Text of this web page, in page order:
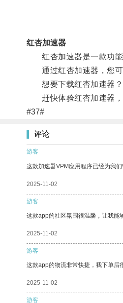
红杏加速器
红杏加速器是一款功能
通过红杏加速器，您可
想要下载红杏加速器？
赶快体验红杏加速器，
#37#
评论
游客
这款加速器VPM应用程序已经为我
2025-11-02
游客
这款app的社区氛围很温馨，让我能
2025-11-02
游客
这款app的物流非常快捷，我下单后
2025-11-02
游客